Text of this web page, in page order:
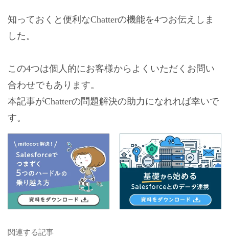
知っておくと便利なChatterの機能を4つお伝えしま
した。
この4つは個人的にお客様からよくいただくお問い
合わせでもあります。
本記事がChatterの問題解決の助力になれれば幸いで
す。
関連する記事